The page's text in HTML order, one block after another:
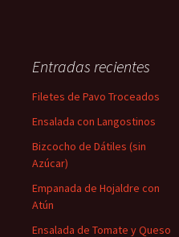
Entradas recientes
Filetes de Pavo Troceados
Ensalada con Langostinos
Bizcocho de Dátiles (sin
Azúcar)
Empanada de Hojaldre con
Atún
Ensalada de Tomate y Queso